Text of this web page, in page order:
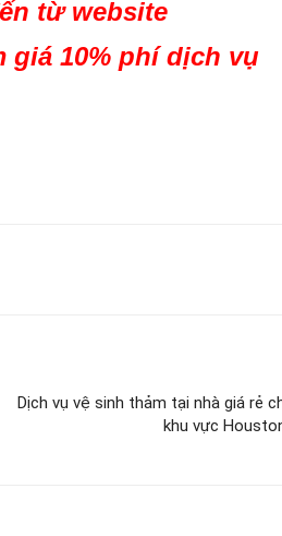
Việt
từ website
giá 10% phí dịch vụ
Dịch vụ vệ sinh thảm tại nhà giá rẻ
khu vực